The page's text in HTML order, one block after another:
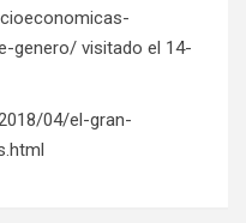
genero/ visitado el 14-
04/el-gran-